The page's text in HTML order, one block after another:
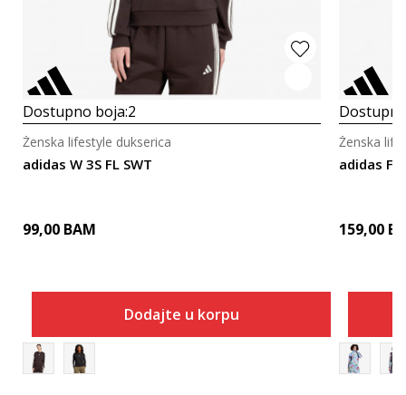
Dostupno boja:2
adidas W 3S FL SWT
Ženska lifestyle dukserica
99,00 BAM
Dodajte u korpu
adidas
Ženska
159,00